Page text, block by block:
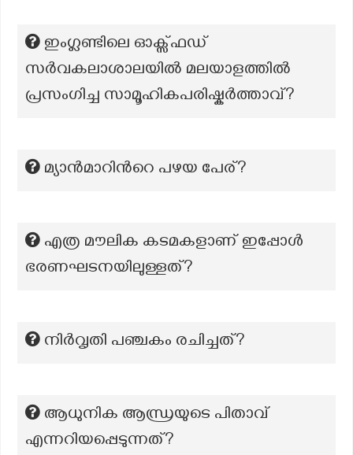
ഇംഗ്ലണ്ടിലെ ഓക്സ്ഫഡ്
സർവകലാശാലയിൽ മലയാളത്തിൽ
പ്രസംഗിച്ച സാമൂഹികപരിഷ്കർത്താവ്?
മ്യാന്‍മാറിന്‍റെ പഴയ പേര്?
എത്ര മൗലിക കടമകളാണ് ഇപ്പോൾ
ഭരണഘടനയിലുള്ളത്?
നിർവൃതി പഞ്ചകം രചിച്ചത്?
ആധുനിക ആന്ധ്രയുടെ പിതാവ്
എന്നറിയപ്പെടുന്നത്?